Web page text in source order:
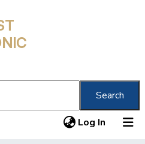
Search
Log In (current)